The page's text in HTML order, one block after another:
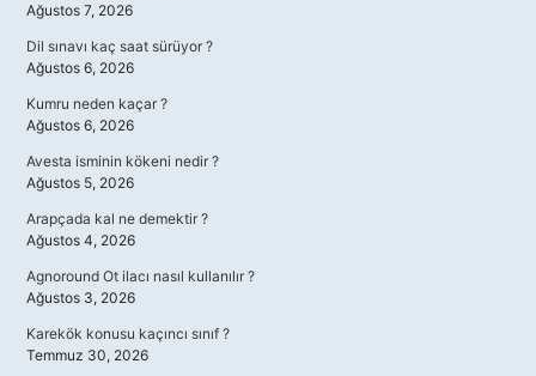
Ağustos 7, 2026
Dil sınavı kaç saat sürüyor ?
Ağustos 6, 2026
Kumru neden kaçar ?
Ağustos 6, 2026
Avesta isminin kökeni nedir ?
Ağustos 5, 2026
Arapçada kal ne demektir ?
Ağustos 4, 2026
Agnoround Ot ilacı nasıl kullanılır ?
Ağustos 3, 2026
Karekök konusu kaçıncı sınıf ?
Temmuz 30, 2026